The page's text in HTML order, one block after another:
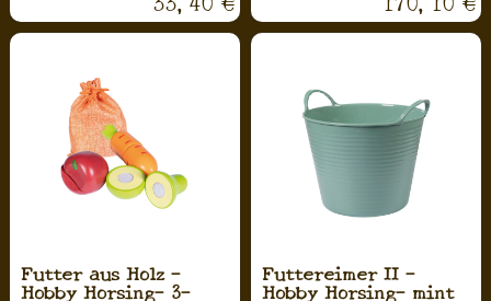
Futter aus Holz -
Hobby Horsing- 3-
Futtereimer II -
Hobby Horsing- mint